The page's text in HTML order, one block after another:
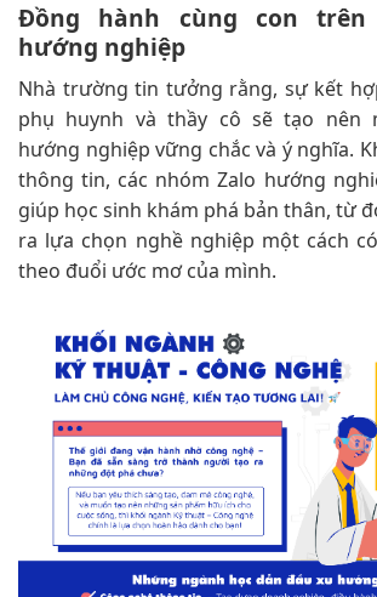
Đồng hành cùng con
hướng nghiệp
Nhà trường tin tưởng rằng, sự kết
phụ huynh và thầy cô sẽ tạo nên
hướng nghiệp vững chắc và ý nghĩa.
thông tin, các nhóm Zalo hướng
giúp học sinh khám phá bản thân, từ
ra lựa chọn nghề nghiệp một cách
theo đuổi ước mơ của mình.